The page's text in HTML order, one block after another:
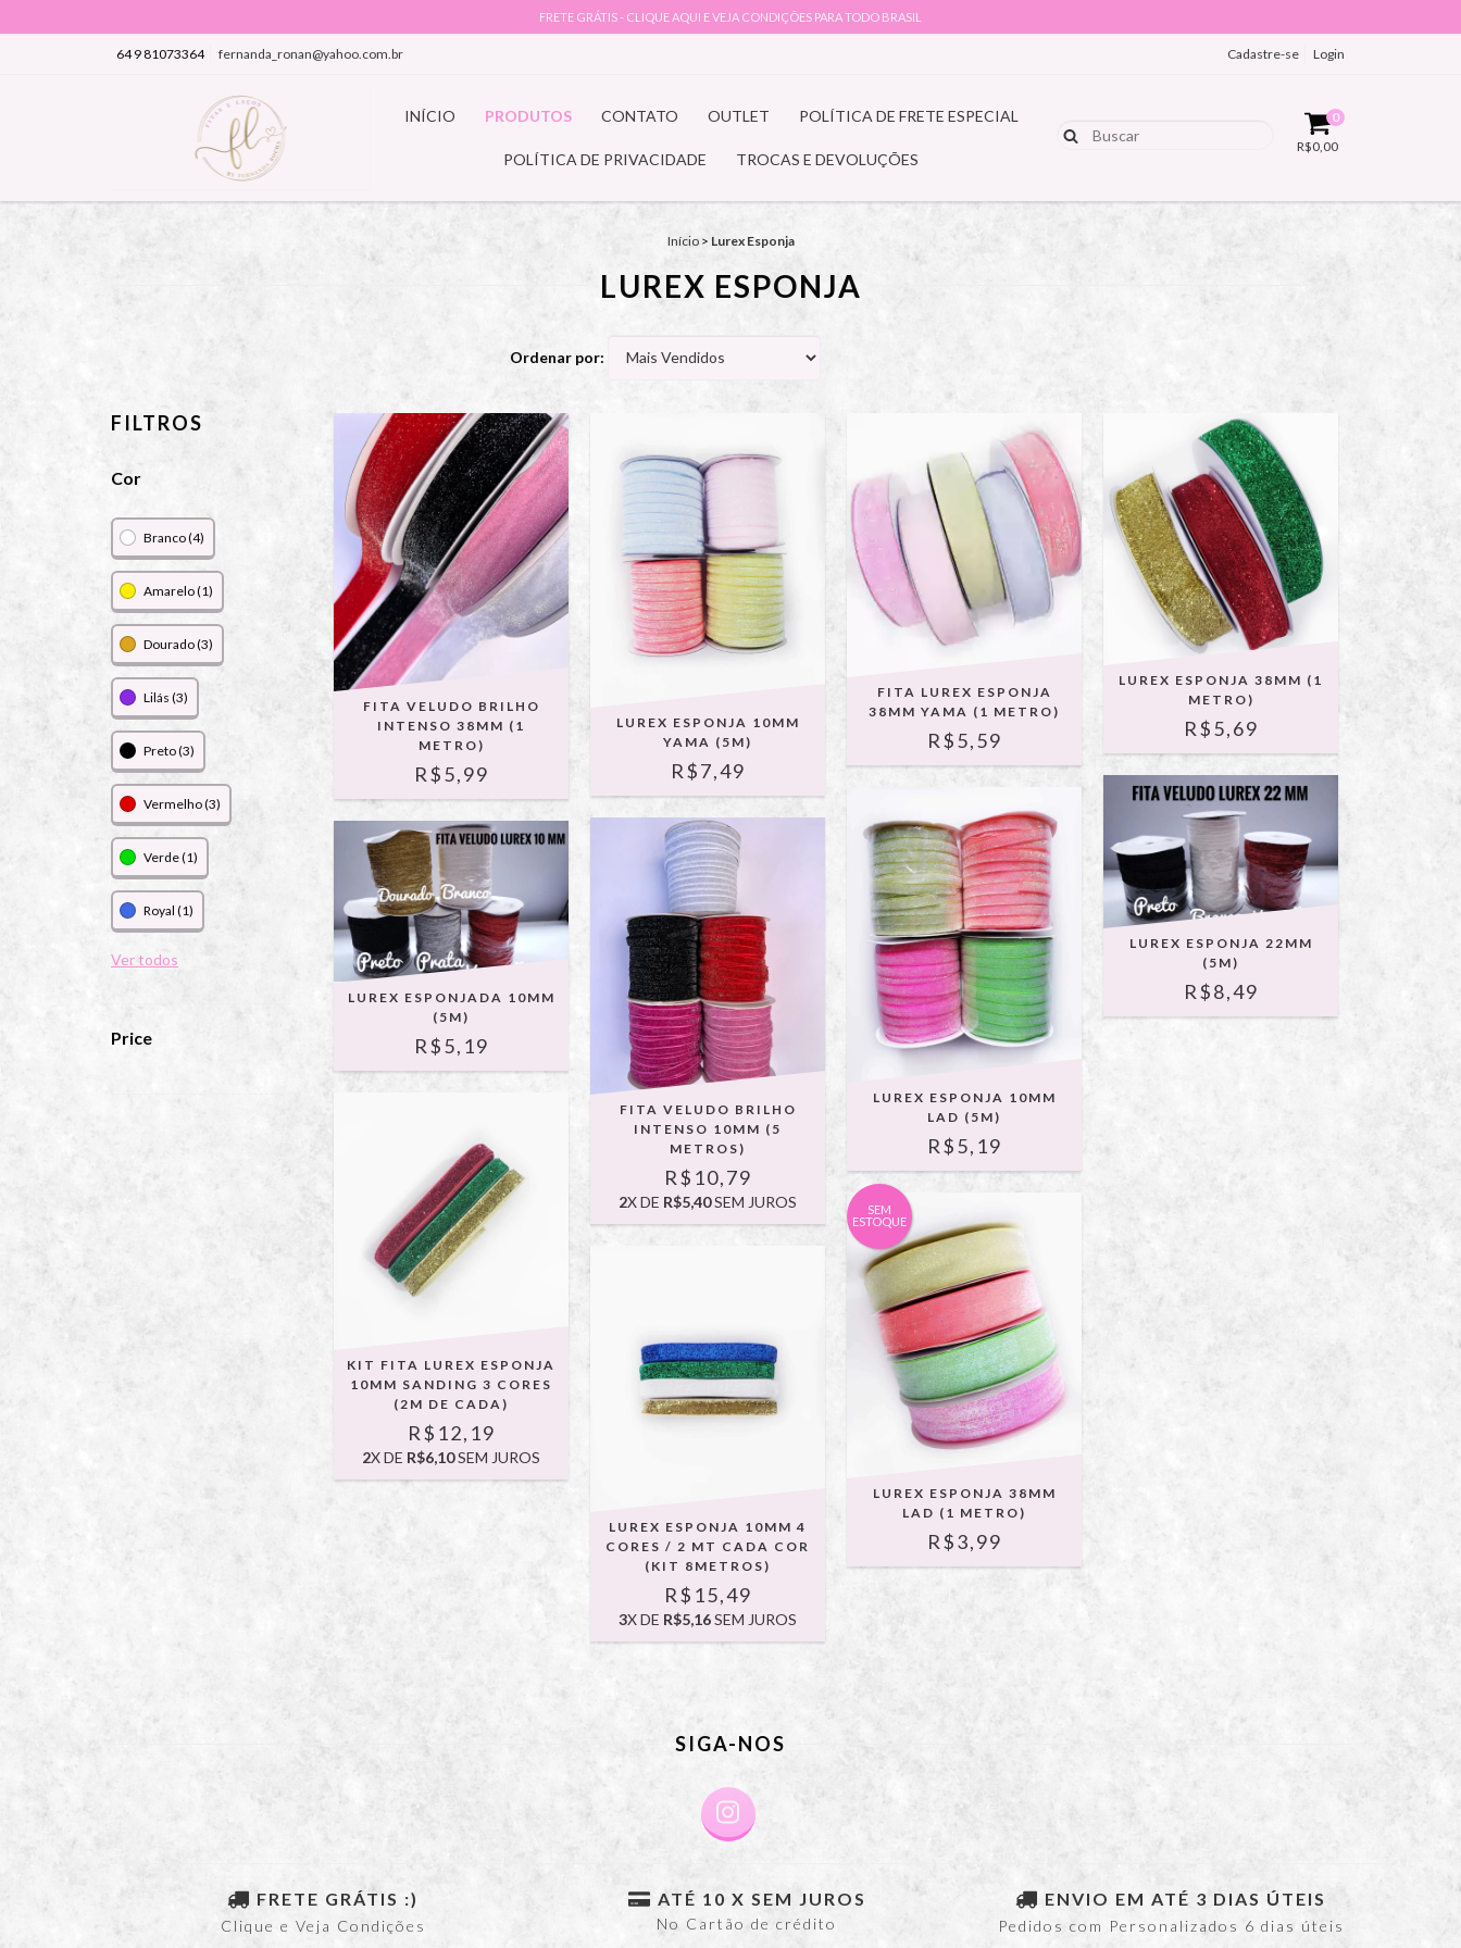
FRETE GRÁTIS - CLIQUE AQUI E VEJA CONDIÇÕES PARA TODO BRASIL
64 9 81073364 fernanda_ronan@yahoo.com.br Cadastre-se Login
INÍCIO PRODUTOS CONTATO OUTLET POLÍTICA DE FRETE ESPECIAL
POLÍTICA DE PRIVACIDADE TROCAS E DEVOLUÇÕES
0
R$0,00
Início > Lurex Esponja
LUREX ESPONJA
Ordenar por:
FILTROS
Cor
Branco (4)
Amarelo (1)
Dourado (3)
Lilás (3)
Preto (3)
Vermelho (3)
Verde (1)
Royal (1)
Ver todos
Price
FITA VELUDO BRILHO
INTENSO 38MM (1
METRO)
R$5,99
LUREX ESPONJA 10MM
YAMA (5M)
R$7,49
FITA LUREX ESPONJA
38MM YAMA (1 METRO)
R$5,59
LUREX ESPONJA 38MM (1
METRO)
R$5,69
LUREX ESPONJADA 10MM
(5M)
R$5,19
FITA VELUDO BRILHO
INTENSO 10MM (5
METROS)
R$10,79
2X DE R$5,40SEM JUROS
LUREX ESPONJA 10MM
LAD (5M)
R$5,19
LUREX ESPONJA 22MM
(5M)
R$8,49
KIT FITA LUREX ESPONJA
10MM SANDING 3 CORES
(2M DE CADA)
R$12,19
2X DE R$6,10SEM JUROS
LUREX ESPONJA 10MM 4
CORES / 2 MT CADA COR
(KIT 8METROS)
R$15,49
3X DE R$5,16SEM JUROS
SEM
ESTOQUE
LUREX ESPONJA 38MM
LAD (1 METRO)
R$3,99
SIGA-NOS
FRETE GRÁTIS :)
Clique e Veja Condições
ATÉ 10 X SEM JUROS
No Cartão de crédito
ENVIO EM ATÉ 3 DIAS ÚTEIS
Pedidos com Personalizados 6 dias úteis